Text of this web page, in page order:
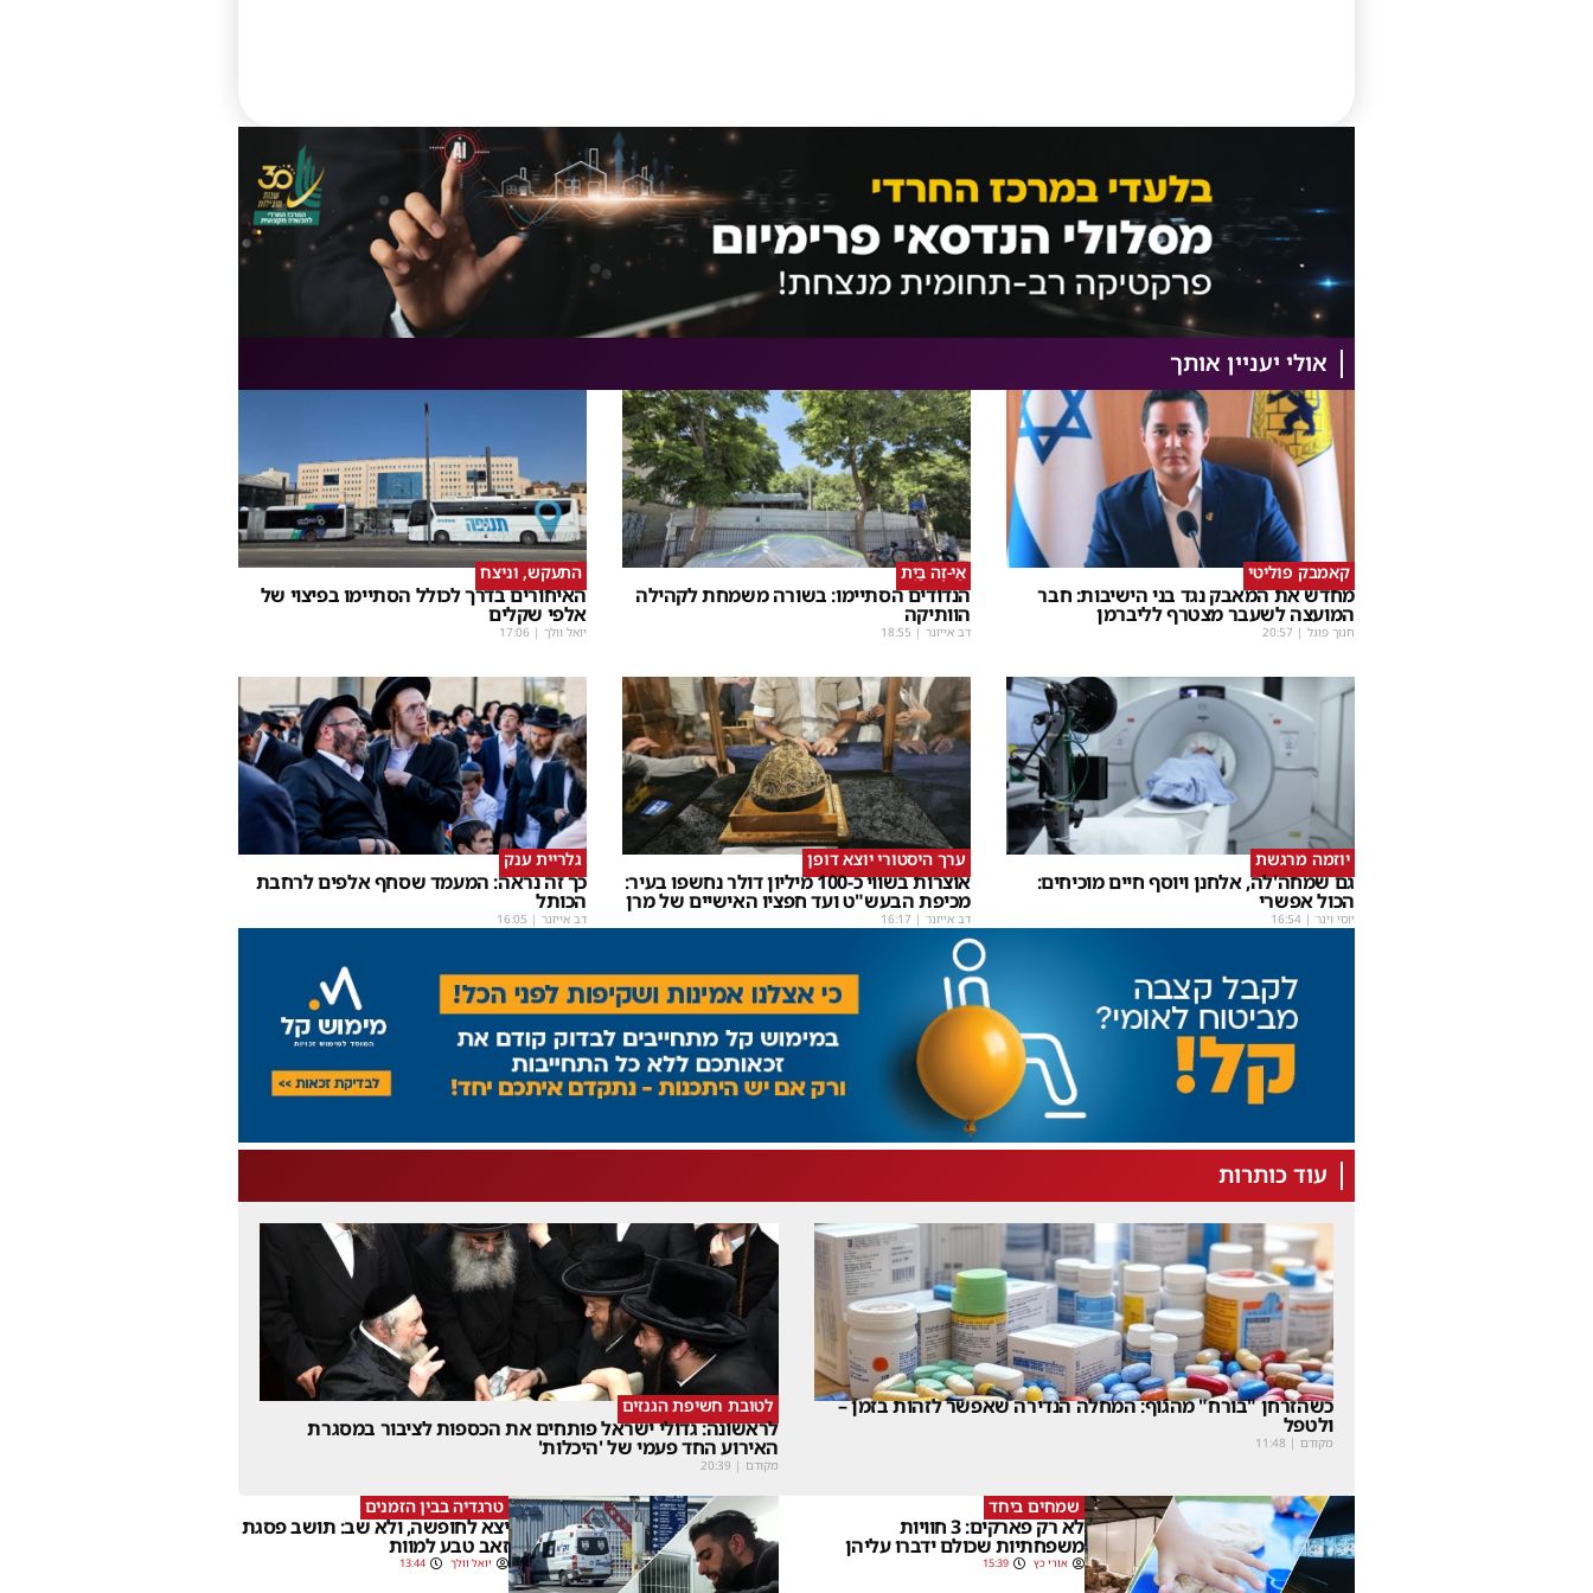
אולי יעניין אותך
קאמבק פוליטי
מחדש את המאבק נגד בני הישיבות: חבר
המועצה לשעבר מצטרף לליברמן
חנוך פוגל |
20:57
אֵי-זֶה בַּיִת
הנדודים הסתיימו: בשורה משמחת לקהילה
הוותיקה
דב אייזנר |
18:55
התעקש, וניצח
האיחורים בדרך לכולל הסתיימו בפיצוי של
אלפי שקלים
יואל וולך |
17:06
יוזמה מרגשת
גם שמחה'לה, אלחנן ויוסף חיים מוכיחים:
הכול אפשרי
יוסי וינר |
16:54
ערך היסטורי יוצא דופן
אוצרות בשווי כ-100 מיליון דולר נחשפו בעיר:
מכיפת הבעש"ט ועד חפציו האישיים של מרן
דב אייזנר |
16:17
גלריית ענק
כך זה נראה: המעמד שסחף אלפים לרחבת
הכותל
דב אייזנר |
16:05
עוד כותרות
כשהזרחן "בורח" מהגוף: המחלה הנדירה שאפשר לזהות בזמן –
ולטפל
מקודם |
11:48
לטובת חשיפת הגנזים
לראשונה: גדולי ישראל פותחים את הכספות לציבור במסגרת
האירוע החד פעמי של 'היכלות'
מקודם |
20:39
שמחים ביחד
לא רק פארקים: 3 חוויות
משפחתיות שכולם ידברו עליהן
אורי כץ 15:39
טרגדיה בבין הזמנים
יצא לחופשה, ולא שב: תושב פסגת
זאב טבע למוות
יואל וולך 13:44